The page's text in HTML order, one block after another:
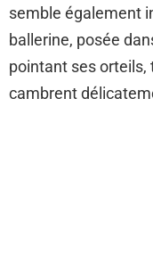
semble également
ballerine, posée
pointant ses orteils,
cambrent